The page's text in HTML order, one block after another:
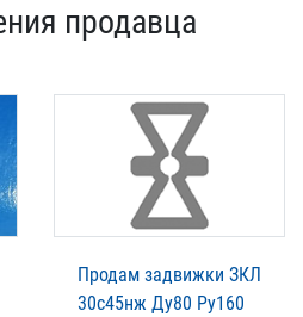
продавца
Продам задвижки ЗКЛ
30с45нж Ду80 Ру160